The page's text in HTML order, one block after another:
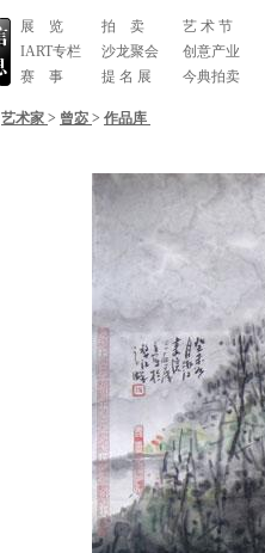
展 览
IART专栏
赛 事
拍 卖
沙龙聚会
提 名 展
艺 术 节
创意产业
今典拍卖
艺术家 > 曾宓 > 作品库